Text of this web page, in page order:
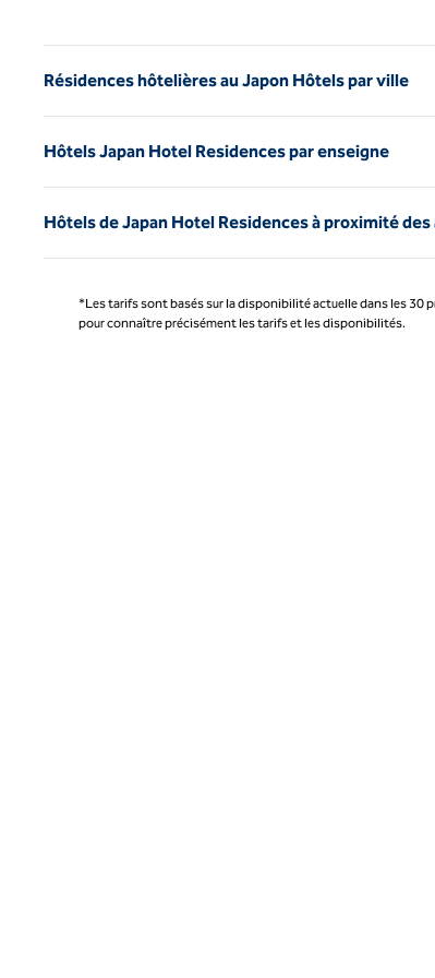
Résidences hôtelières au Japon Hôtels par ville
Hôtels Japan Hotel Residences par enseigne
Hôtels de Japan Hotel Residences à proximité
*Les tarifs sont basés sur la disponibilité actuelle dans les 30
pour connaître précisément les tarifs et les disponibilités.